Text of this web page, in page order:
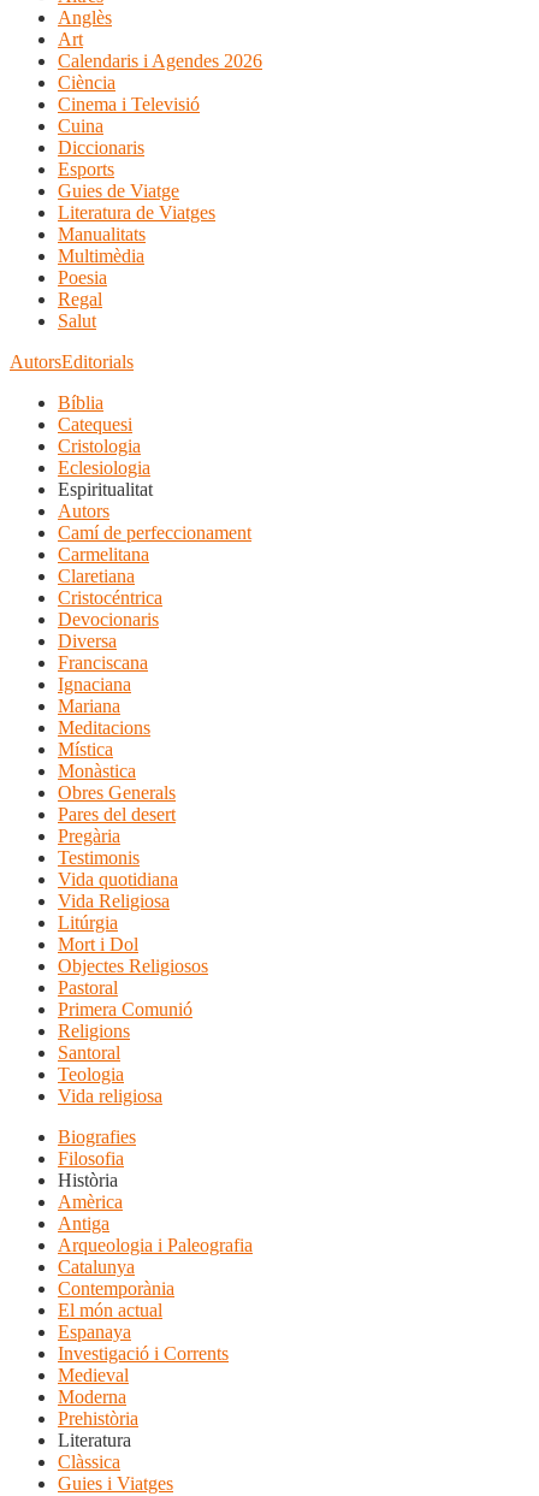
Anglès
Art
Calendaris i Agendes 2026
Ciència
Cinema i Televisió
Cuina
Diccionaris
Esports
Guies de Viatge
Literatura de Viatges
Manualitats
Multimèdia
Poesia
Regal
Salut
AutorsEditorials
Bíblia
Catequesi
Cristologia
Eclesiologia
Espiritualitat
Autors
Camí de perfeccionament
Carmelitana
Claretiana
Cristocéntrica
Devocionaris
Diversa
Franciscana
Ignaciana
Mariana
Meditacions
Mística
Monàstica
Obres Generals
Pares del desert
Pregària
Testimonis
Vida quotidiana
Vida Religiosa
Litúrgia
Mort i Dol
Objectes Religiosos
Pastoral
Primera Comunió
Religions
Santoral
Teologia
Vida religiosa
Biografies
Filosofia
Història
Amèrica
Antiga
Arqueologia i Paleografia
Catalunya
Contemporània
El món actual
Espanaya
Investigació i Corrents
Medieval
Moderna
Prehistòria
Literatura
Clàssica
Guies i Viatges